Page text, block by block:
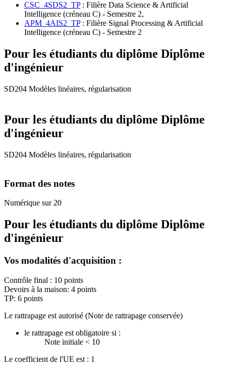
CSC_4SDS2_TP: Filière Data Science & Artificial
Intelligence (créneau C) - Semestre 2,
APM_4AIS2_TP: Filière Signal Processing & Artificial
Intelligence (créneau C) - Semestre 2
Pour les étudiants du diplôme Diplôme
d'ingénieur
SD204 Modèles linéaires, régularisation
Pour les étudiants du diplôme Diplôme
d'ingénieur
SD204 Modèles linéaires, régularisation
Format des notes
Numérique sur 20
Pour les étudiants du diplôme Diplôme
d'ingénieur
Vos modalités d'acquisition :
Contrôle final : 10 points
Devoirs à la maison: 4 points
TP: 6 points
Le rattrapage est autorisé (Note de rattrapage conservée)
le rattrapage est obligatoire si :
Note initiale < 10
Le coefficient de l'UE est : 1